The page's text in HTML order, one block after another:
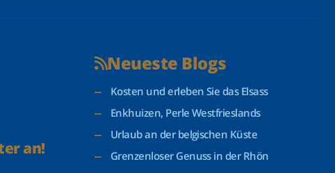
an!
Neueste Blogs
Kosten und erleben Sie das Elsass
Enkhuizen, Perle Westfrieslands
Urlaub an der belgischen Küste
Grenzenloser Genuss in der Rhön